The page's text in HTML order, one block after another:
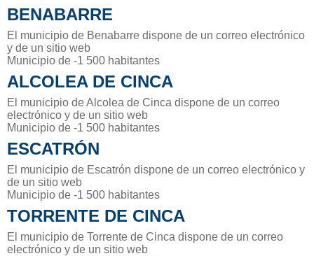
BENABARRE
El municipio de Benabarre dispone de un correo electrónico
y de un sitio web
Municipio de -1 500 habitantes
ALCOLEA DE CINCA
El municipio de Alcolea de Cinca dispone de un correo
electrónico y de un sitio web
Municipio de -1 500 habitantes
ESCATRÓN
El municipio de Escatrón dispone de un correo electrónico y
de un sitio web
Municipio de -1 500 habitantes
TORRENTE DE CINCA
El municipio de Torrente de Cinca dispone de un correo
electrónico y de un sitio web